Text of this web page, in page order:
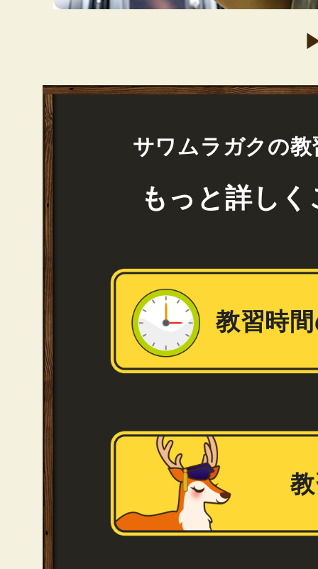
サワムラガクの教
もっと詳しく
教習時